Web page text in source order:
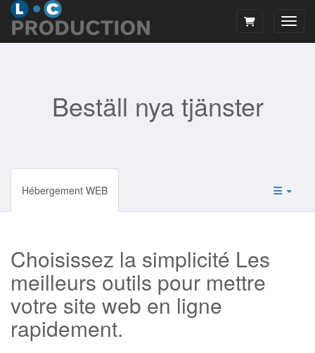
Beställ nya tjänster
Hébergement WEB
Choisissez la simplicité Les
meilleurs outils pour mettre
votre site web en ligne
rapidement.